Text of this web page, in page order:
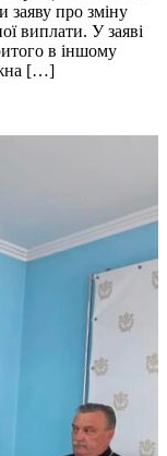
заяву про зміну
виплати. У заяві
в іншому
[…]